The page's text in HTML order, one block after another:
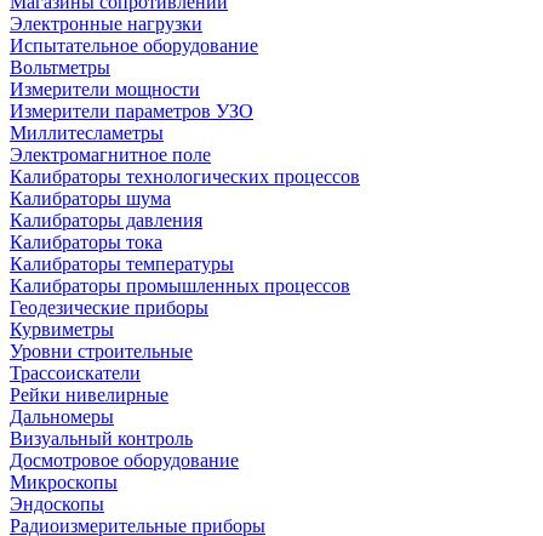
Электронные нагрузки
Испытательное оборудование
Вольтметры
Измерители мощности
Измерители параметров УЗО
Миллитесламетры
Электромагнитное поле
Калибраторы технологических процессов
Калибраторы шума
Калибраторы давления
Калибраторы тока
Калибраторы температуры
Калибраторы промышленных процессов
Геодезические приборы
Курвиметры
Уровни строительные
Трассоискатели
Рейки нивелирные
Дальномеры
Визуальный контроль
Досмотровое оборудование
Микроскопы
Эндоскопы
Радиоизмерительные приборы